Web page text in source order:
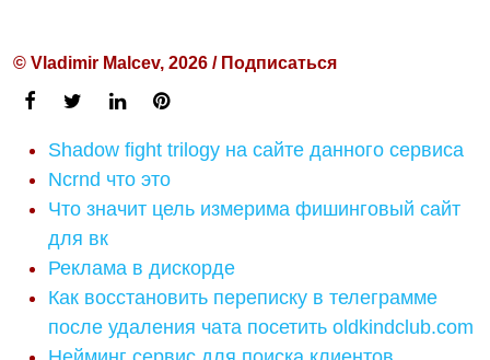
© Vladimir Malcev, 2026 / Подписаться
Shadow fight trilogy на сайте данного сервиса
Ncrnd что это
Что значит цель измерима фишинговый сайт
для вк
Реклама в дискорде
Как восстановить переписку в телеграмме
после удаления чата посетить oldkindclub.com